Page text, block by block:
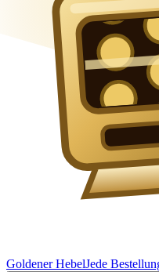
Goldener HebelJede